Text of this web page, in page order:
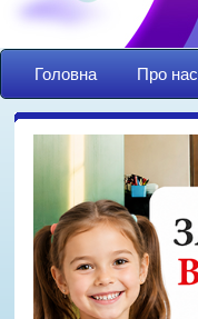
Головна Про нас